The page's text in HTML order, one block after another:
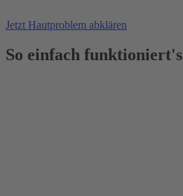
Jetzt Hautproblem abklären
So einfach funktioniert's